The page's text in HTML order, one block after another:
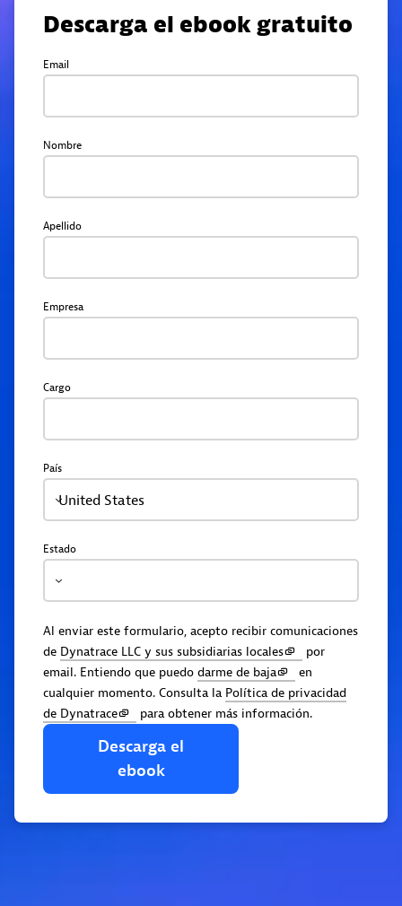
Descarga el ebook gratuito
Email
Nombre
Apellido
Empresa
Cargo
País
United States
Estado
Al enviar este formulario, acepto recibir comunicaciones
de Dynatrace LLC y sus subsidiarias locales
por
email. Entiendo que puedo darme de baja
en
cualquier momento. Consulta la Política de privacidad
de Dynatrace
para obtener más información.
Descarga el
ebook